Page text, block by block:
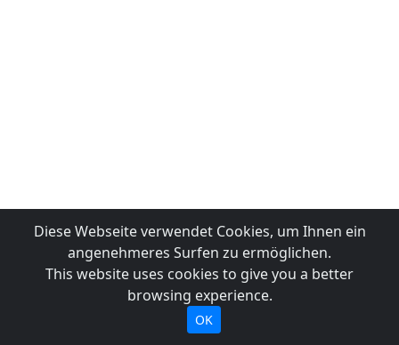
Diese Webseite verwendet Cookies, um Ihnen ein
angenehmeres Surfen zu ermöglichen.
This website uses cookies to give you a better
browsing experience.
OK